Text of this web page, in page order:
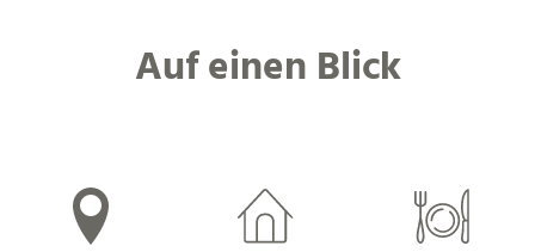
Auf einen Blick